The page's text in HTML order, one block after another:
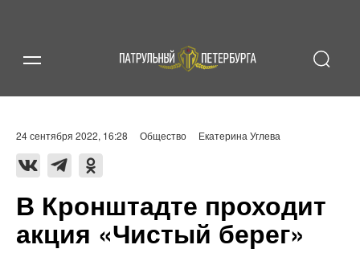
24 сентября 2022, 16:28 Общество Екатерина Углева
В Кронштадте проходит
акция «Чистый берег»